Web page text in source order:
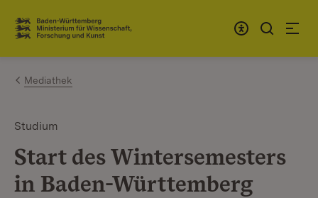
Zum Inhalt springen
Link zur Startseite
Mediathek
Studium
Start des Wintersemesters
in Baden-Württemberg